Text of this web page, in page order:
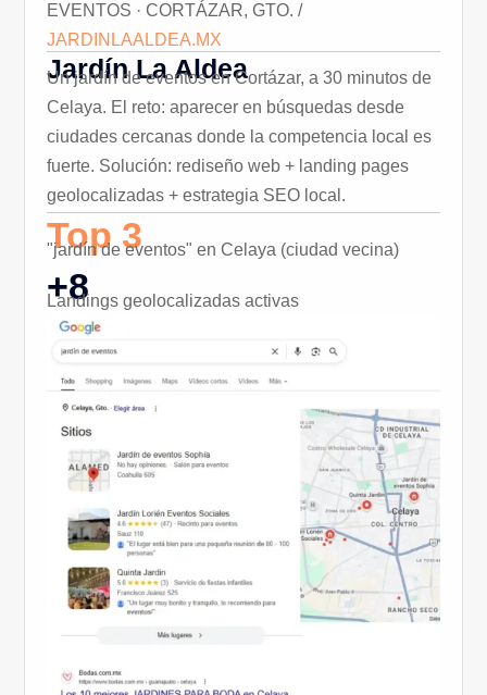
EVENTOS · CORTÁZAR, GTO. /
JARDINLAALDEA.MX
Jardín La Aldea
Un jardín de eventos en Cortázar, a 30 minutos de
Celaya. El reto: aparecer en búsquedas desde
ciudades cercanas donde la competencia local es
fuerte. Solución: rediseño web + landing pages
geolocalizadas + estrategia SEO local.
Top 3
"jardín de eventos" en Celaya (ciudad vecina)
+8
Landings geolocalizadas activas